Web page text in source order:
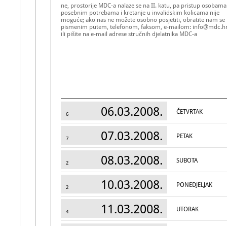
ne, prostorije MDC-a nalaze se na II. katu, pa pristup osobama
posebnim potrebama i kretanje u invalidskim kolicama nije
moguće; ako nas ne možete osobno posjetiti, obratite nam se
pismenim putem, telefonom, faksom, e-mailom:
ili pišite na e-mail adrese stručnih djelatnika MDC-a
6 06.03.2008. ČETVRTAK
7 07.03.2008. PETAK
2 08.03.2008. SUBOTA
2 10.03.2008. PONEDJELJAK
4 11.03.2008. UTORAK